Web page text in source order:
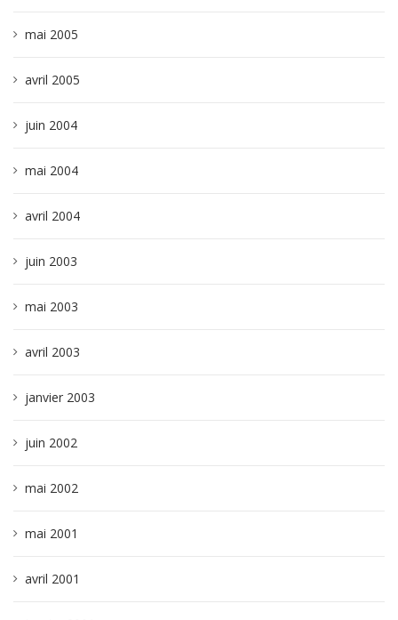
mai 2005
avril 2005
juin 2004
mai 2004
avril 2004
juin 2003
mai 2003
avril 2003
janvier 2003
juin 2002
mai 2002
mai 2001
avril 2001